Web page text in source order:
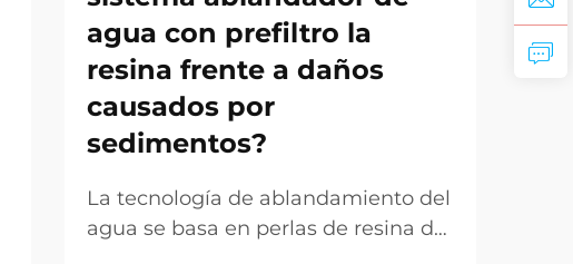
agua con prefiltro la
resina frente a daños
causados por
sedimentos?
La tecnología de ablandamiento del
agua se basa en perlas de resina de
de